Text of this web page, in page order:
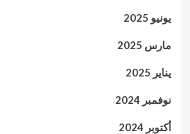
يونيو 2025
مارس 2025
يناير 2025
نوفمبر 2024
أكتوبر 2024